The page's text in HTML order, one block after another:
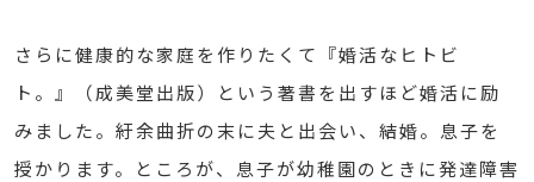
さらに健康的な家庭を作りたくて『婚活なヒトビ
ト。』（成美堂出版）という著書を出すほど婚活に励
みました。紆余曲折の末に夫と出会い、結婚。息子を
授かります。ところが、息子が幼稚園のときに発達障害